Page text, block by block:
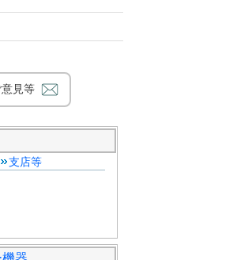
意見等
支店等